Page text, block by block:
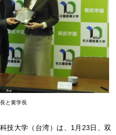
と黄学長
技大学（台湾）は、1月23日、双